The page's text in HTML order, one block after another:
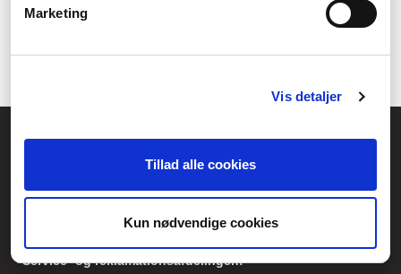
Marketing
Vis detaljer
Tillad alle cookies
Kun nødvendige cookies
Generelle henvendelser:
Service- og reklamationsafdelingen: